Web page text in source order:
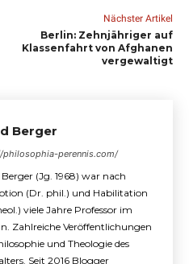
Nächster Artikel
Berlin: Zehnjähriger auf
Klassenfahrt von Afghanen
vergewaltigt
Berger
perennis.com/
(Jg. 1968) war nach
(Dr. phil.) und Habilitation
viele Jahre Professor im
Zahlreiche Veröffentlichungen
und Theologie des
Seit 2016 Blogger